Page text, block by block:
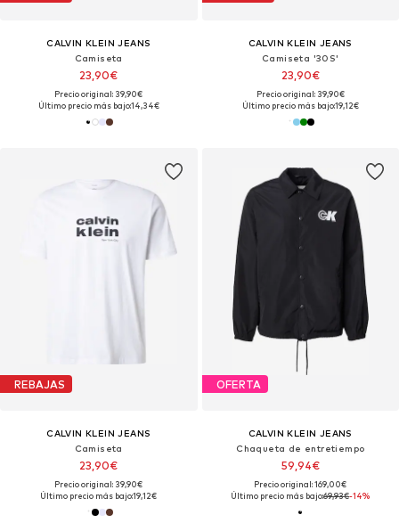
CALVIN KLEIN JEANS
Camiseta
23,90€
Precio original: 39,90€
Último precio más bajo:14,34€
CALVIN KLEIN JEANS
Camiseta '30S'
23,90€
Precio original: 39,90€
Último precio más bajo:19,12€
REBAJAS
CALVIN KLEIN JEANS
Camiseta
23,90€
Precio original: 39,90€
Último precio más bajo:19,12€
OFERTA
CALVIN KLEIN JEANS
Chaqueta de entretiempo
59,94€
Precio original: 169,00€
Último precio más bajo:69,93€-14%